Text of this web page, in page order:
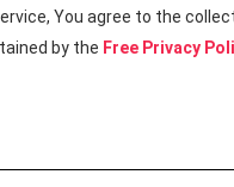
You agree to the
by the Free Privacy